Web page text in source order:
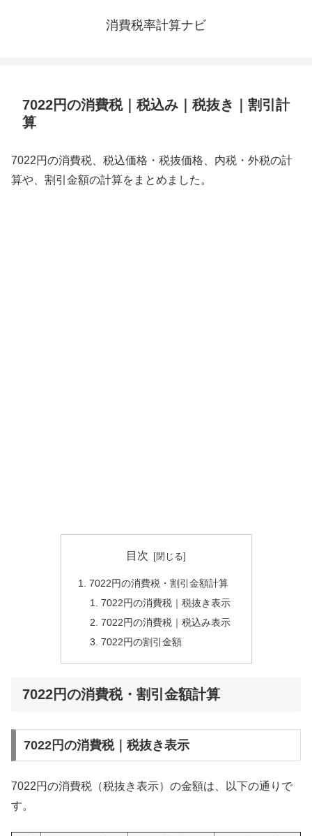
消費税率計算ナビ
7022円の消費税｜税込み｜税抜き｜割引計
算
7022円の消費税、税込価格・税抜価格、内税・外税の計
算や、割引金額の計算をまとめました。
目次
7022円の消費税・割引金額計算
7022円の消費税｜税抜き表示
7022円の消費税｜税込み表示
7022円の割引金額
7022円の消費税・割引金額計算
7022円の消費税｜税抜き表示
7022円の消費税（税抜き表示）の金額は、以下の通りで
す。